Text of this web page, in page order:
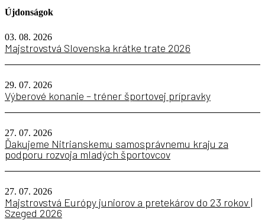
Újdonságok
03. 08. 2026
Majstrovstvá Slovenska krátke trate 2026
29. 07. 2026
Výberové konanie – tréner športovej prípravky
27. 07. 2026
Ďakujeme Nitrianskemu samosprávnemu kraju za
podporu rozvoja mladých športovcov
27. 07. 2026
Majstrovstvá Európy juniorov a pretekárov do 23 rokov |
Szeged 2026